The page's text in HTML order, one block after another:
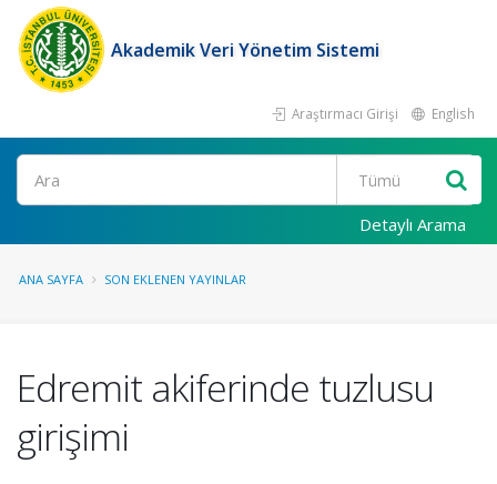
Akademik Veri Yönetim Sistemi
Araştırmacı Girişi English
Ara
Detaylı Arama
ANA SAYFA SON EKLENEN YAYINLAR
Edremit akiferinde tuzlusu
girişimi